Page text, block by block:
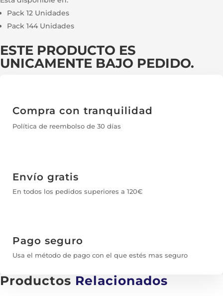
Pack 12 Unidades
Pack 144 Unidades
ESTE PRODUCTO ES
UNICAMENTE BAJO PEDIDO.
Compra con tranquilidad
Política de reembolso de 30 días
Envío gratis
En todos los pedidos superiores a 120€
Pago seguro
Usa el método de pago con el que estés mas seguro
Productos Relacionados